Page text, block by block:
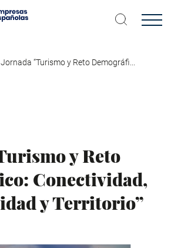
Jornada “Turismo y Reto Demográfi...
y Reto
Conectividad,
y Territorio”